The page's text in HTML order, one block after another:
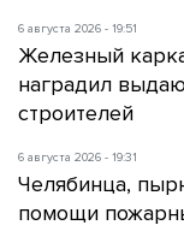
6 августа 2026 - 19:51
Железный
наградил
строителей
6 августа 2026 - 19:31
Челябинца,
помощи